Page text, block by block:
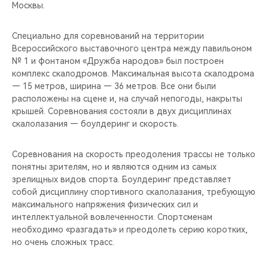
ВИДЕООБЗОРЫ
CHERY ДЛЯ ДЕТЕЙ
Москвы.
Специально для соревнований на территории
Всероссийского выставочного центра между павильоном
№ 1 и фонтаном «Дружба народов» был построен
комплекс скалодромов. Максимальная высота скалодрома
— 15 метров, ширина — 36 метров. Все они были
расположены на сцене и, на случай непогоды, накрыты
крышей. Соревнования состояли в двух дисциплинах
скалолазания — боулдеринг и скорость.
Соревнования на скорость преодоления трассы не только
понятны зрителям, но и являются одним из самых
зрелищных видов спорта. Боулдеринг представляет
собой дисциплину спортивного скалолазания, требующую
максимального напряжения физических сил и
интеллектуальной вовлеченности. Спортсменам
необходимо «разгадать» и преодолеть серию коротких,
но очень сложных трасс.